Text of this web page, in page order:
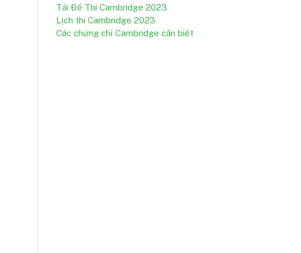
Tải Đề Thi Cambridge 2023
Lịch thi Cambridge 2023
Các chứng chỉ Cambridge cần biết